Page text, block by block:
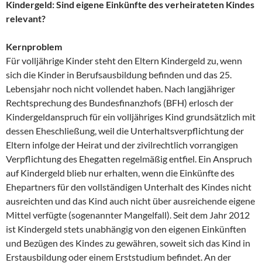
Kindergeld: Sind eigene Einkünfte des verheirateten Kindes
relevant?
Kernproblem
Für volljährige Kinder steht den Eltern Kindergeld zu, wenn
sich die Kinder in Berufsausbildung befinden und das 25.
Lebensjahr noch nicht vollendet haben. Nach langjähriger
Rechtsprechung des Bundesfinanzhofs (BFH) erlosch der
Kindergeldanspruch für ein volljähriges Kind grundsätzlich mit
dessen Eheschließung, weil die Unterhaltsverpflichtung der
Eltern infolge der Heirat und der zivilrechtlich vorrangigen
Verpflichtung des Ehegatten regelmäßig entfiel. Ein Anspruch
auf Kindergeld blieb nur erhalten, wenn die Einkünfte des
Ehepartners für den vollständigen Unterhalt des Kindes nicht
ausreichten und das Kind auch nicht über ausreichende eigene
Mittel verfügte (sogenannter Mangelfall). Seit dem Jahr 2012
ist Kindergeld stets unabhängig von den eigenen Einkünften
und Bezügen des Kindes zu gewähren, soweit sich das Kind in
Erstausbildung oder einem Erststudium befindet. An der